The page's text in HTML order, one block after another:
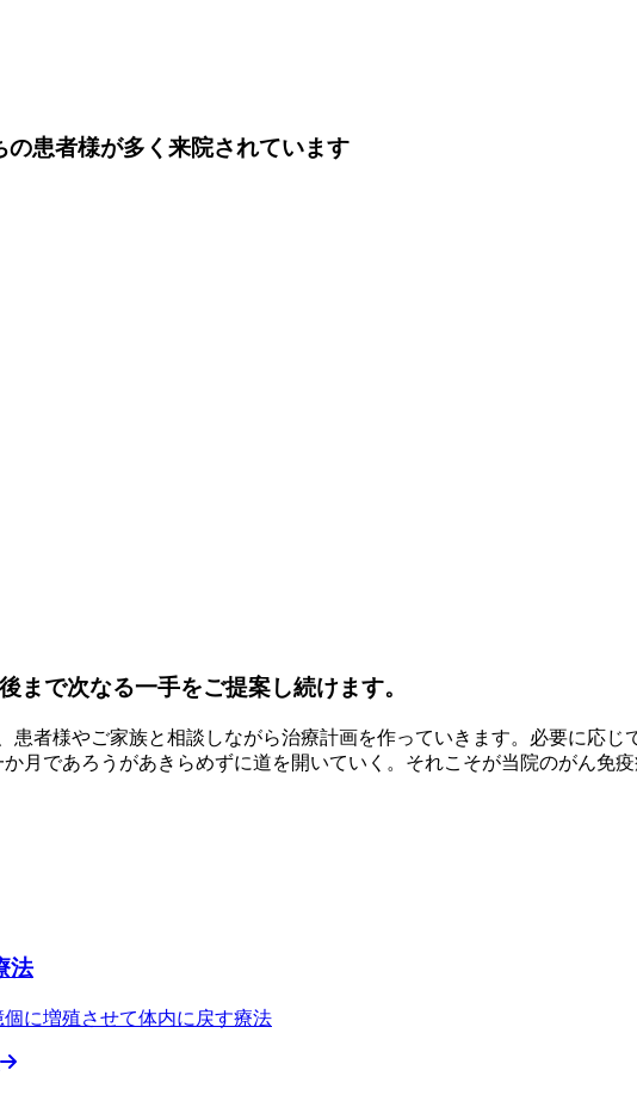
患者様が多く来院されています
まで次なる一手をご提案し続けます。
患者様やご家族と相談しながら治療計画を作っていきます。必要に応
月であろうがあきらめずに道を開いていく。それこそが当院のがん免疫
法
に増殖させて体内に戻す療法